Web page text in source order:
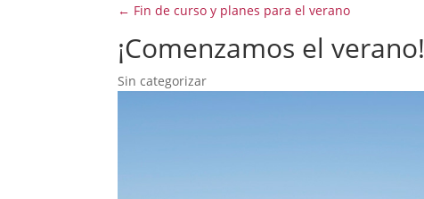
← Fin de curso y planes para el verano
¡Comenzamos el verano!
Sin categorizar